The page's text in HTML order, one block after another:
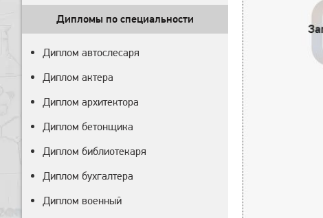
Дипломы по специальности
Диплом автослесаря
Диплом актера
Диплом архитектора
Диплом бетонщика
Диплом библиотекаря
Диплом бухгалтера
Диплом военный